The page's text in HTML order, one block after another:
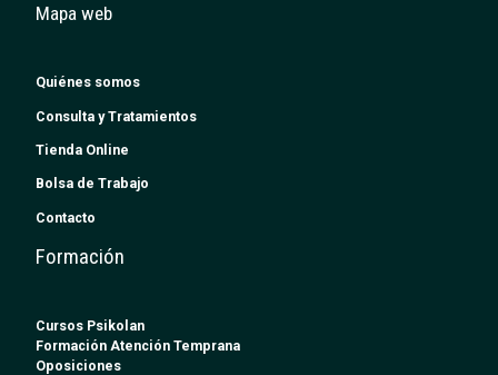
Mapa web
Quiénes somos
Consulta y Tratamientos
Tienda Online
Bolsa de Trabajo
Contacto
Formación
Cursos Psikolan
Formación Atención Temprana
Oposiciones